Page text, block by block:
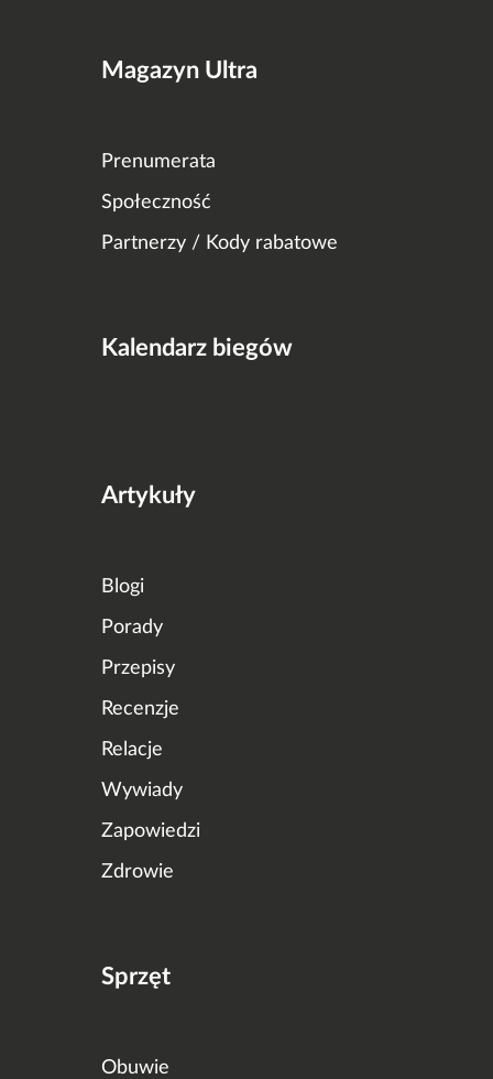
Magazyn Ultra
Prenumerata
Społeczność
Partnerzy / Kody rabatowe
Kalendarz biegów
Artykuły
Blogi
Porady
Przepisy
Recenzje
Relacje
Wywiady
Zapowiedzi
Zdrowie
Sprzęt
Obuwie